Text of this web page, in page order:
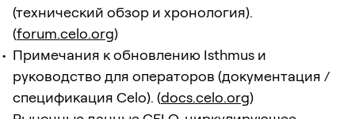
(технический обзор и хронология).
(forum.celo.org)
Примечания к обновлению Isthmus и
руководство для операторов (документация /
спецификация Celo). (docs.celo.org)